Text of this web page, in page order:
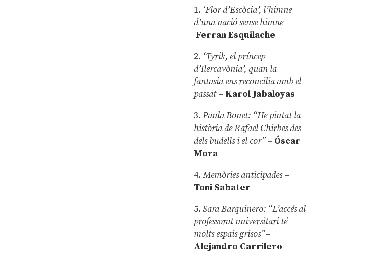
1. ‘Flor d’Escòcia’, l’himne
d’una nació sense himne–
Ferran Esquilache
2. ‘Tyrik, el príncep
d’Ilercavònia’, quan la
fantasia ens reconcilia amb el
passat– Karol Jabaloyas
3.Paula Bonet: “He pintat la
història de Rafael Chirbes des
dels budells i el cor” – Óscar
Mora
4.Memòries anticipades–
Toni Sabater
5.Sara Barquinero: “L’accés al
professorat universitari té
molts espais grisos”–
Alejandro Carrilero